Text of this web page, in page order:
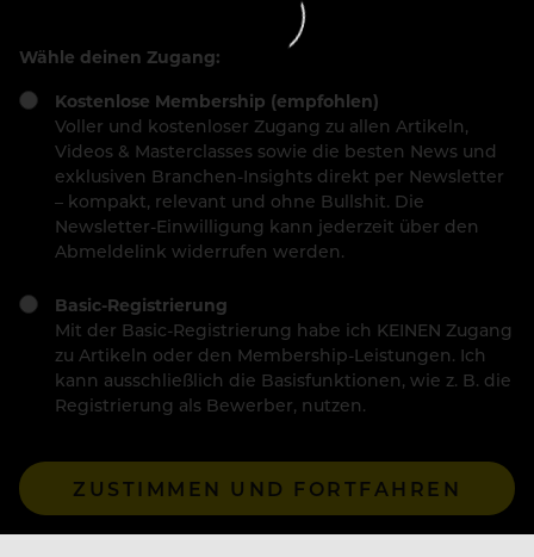
Wähle deinen Zugang:
Kostenlose Membership (empfohlen)
Voller und kostenloser Zugang zu allen Artikeln,
Videos & Masterclasses sowie die besten News und
exklusiven Branchen-Insights direkt per Newsletter
– kompakt, relevant und ohne Bullshit. Die
Newsletter-Einwilligung kann jederzeit über den
Abmeldelink widerrufen werden.
Basic-Registrierung
Mit der Basic-Registrierung habe ich KEINEN Zugang
zu Artikeln oder den Membership-Leistungen. Ich
kann ausschließlich die Basisfunktionen, wie z. B. die
Registrierung als Bewerber, nutzen.
ZUSTIMMEN UND FORTFAHREN